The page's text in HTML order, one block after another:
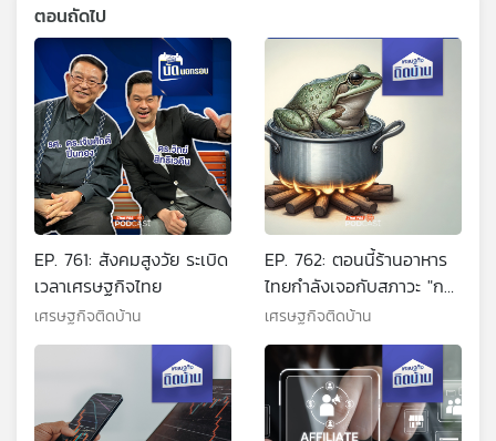
ตอนถัดไป
EP. 761: สังคมสูงวัย ระเบิด
เวลาเศรษฐกิจไทย
เศรษฐกิจติดบ้าน
EP. 762: ตอนนี้ร้านอาหาร
ไทยกำลังเจอกับสภาวะ "กบ
ต้ม" จริงหรือ ?
เศรษฐกิจติดบ้าน